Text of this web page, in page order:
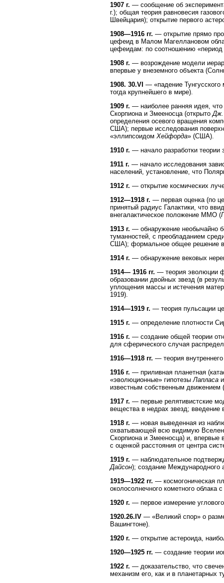
1907 г. — сообщение об
г.); общая теория равновесия
Швейцария); открытие первого
1908—1916 гг. — открытие прямо
цефеид в Малом Магеллановом
цефеидам: по соотношению
1908 г. — возрождение модели
впервые у внеземного объекта
1908. 30.VI — «падение
тогда крупнейшего в мире).
1909 г. — наиболее ранняя идея, что
Скорпиона и Змееносца (открыто Дж.
определения осевого вращения
США); первые исследования
«эллипсоидом Хейфорда» (США).
1910 г. — начало разработки теории
1911 г. — начало исследования
населений, установление, что
1912 г. — открытие космических
1912—1918 г. — первая оценка (по
принятый радиус Галактики, что
внегалактическое положение ММО (
1913 г. — обнаружение необычайно
туманностей, с преобладанием
США); формальное общее решение в
1914 г. — обнаружение вековых
1914— 1916 гг. — теория эволюции
образовании двойных звезд (в
уплощения массы и истечения
1919).
1914—1919 г. — теория пульсации
1915 г. — определение плотности
1916 г. — создание общей теории
для сферического случая
1916—1918 гг. — теория
1916 г. — приливная планетная
«эволюционные» гипотезы Лапласа
известным собственным
1917 г. — первые релятивистские
вещества в недрах звезд;
1918 г. — новая выведенная из
охватывающей всю видимую
Скорпиона и Змееносца) и, впервые
с оценкой расстояния от центра
1919 г. — наблюдательное
Дайсон); создание Международного
1919—1922 гг. — космогоническая
околосолнечного кометного облака
1920 г. — первое измерение
1920.26.IV — «Великий спор» о
Вашингтоне).
1920 г. — открытие астероида,
1920—1925 гг. — создание теории
1922 г. — доказательство, что
механизм его, как и в планетарных